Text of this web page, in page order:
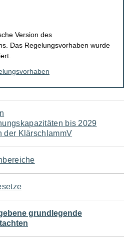
Version des
Das Regelungsvorhaben wurde
bis 2029
der KlärschlammV
grundlegende